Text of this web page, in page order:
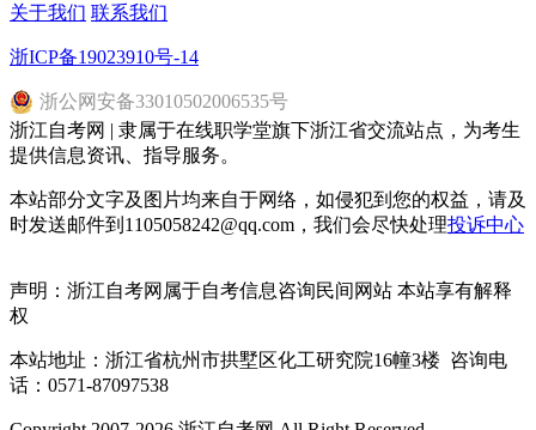
关于我们 联系我们
浙ICP备19023910号-14
浙公网安备33010502006535号
浙江自考网 | 隶属于在线职学堂旗下浙江省交流站点，为考生
提供信息资讯、指导服务。
本站部分文字及图片均来自于网络，如侵犯到您的权益，请及
时发送邮件到1105058242@qq.com，我们会尽快处理投诉中心
声明：浙江自考网属于自考信息咨询民间网站 本站享有解释
权
本站地址：浙江省杭州市拱墅区化工研究院16幢3楼 咨询电
话：0571-87097538